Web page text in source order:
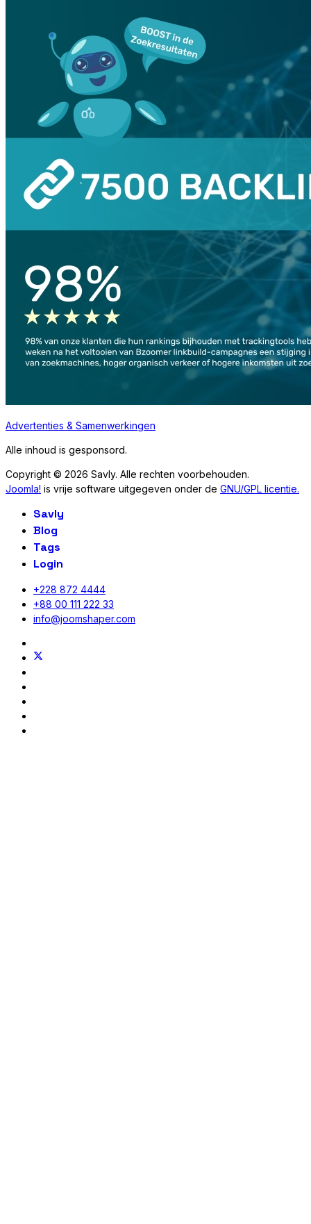
Advertenties & Samenwerkingen
Alle inhoud is gesponsord.
Copyright © 2026 Savly. Alle rechten voorbehouden.
Joomla! is vrije software uitgegeven onder de GNU/GPL licentie.
Savly
Blog
Tags
Login
+228 872 4444
+88 00 111 222 33
info@joomshaper.com